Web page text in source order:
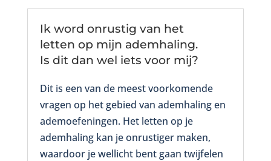
Ik word onrustig van het
letten op mijn ademhaling.
Is dit dan wel iets voor mij?
Dit is een van de meest voorkomende
vragen op het gebied van ademhaling en
ademoefeningen. Het letten op je
ademhaling kan je onrustiger maken,
waardoor je wellicht bent gaan twijfelen